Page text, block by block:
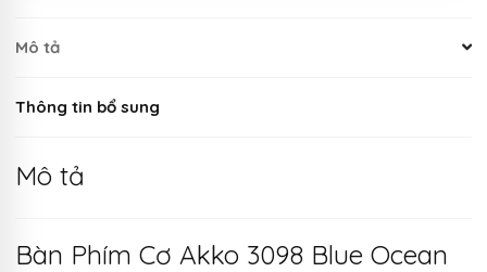
Mô tả
Thông tin bổ sung
Mô tả
Bàn Phím Cơ Akko 3098 Blue Ocean